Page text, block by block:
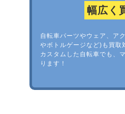
幅広く
自転車パーツやウェア、ア
やボトルゲージなど)も買取
カスタムした自転車でも、
ります！